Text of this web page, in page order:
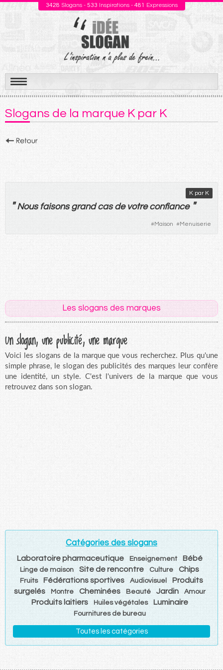
3428 Slogans - 533 Inspirations - 481 Expressions
Aller
au
contenu
Slogans de la marque K par K
K par K
" Nous faisons grand cas de votre confiance "
#Maison #Menuiserie
Les slogans des marques
Un slogan, une publicité, une marque
Voici les slogans de la marque que vous recherchez. Plus qu'une
simple phrase, le slogan des publicités des marques leur confère
une identité, un style. C'est l'univers de la marque que vous
retrouvez dans son slogan.
Catégories des slogans
Laboratoire pharmaceutique Enseignement Bébé
Linge de maison Site de rencontre Culture Chips
Fruits Fédérations sportives Audiovisuel
Produits
surgelés
Montre Cheminées Beauté Jardin Amour
Produits laitiers Huiles végétales Luminaire
Fournitures de bureau
Toutes les catégories